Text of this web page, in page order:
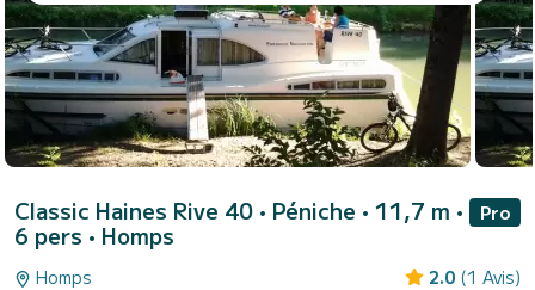
Classic Haines Rive 40 • Péniche • 11,7 m •
6 pers • Homps
Pro
Homps 2.0 (1 Avis)